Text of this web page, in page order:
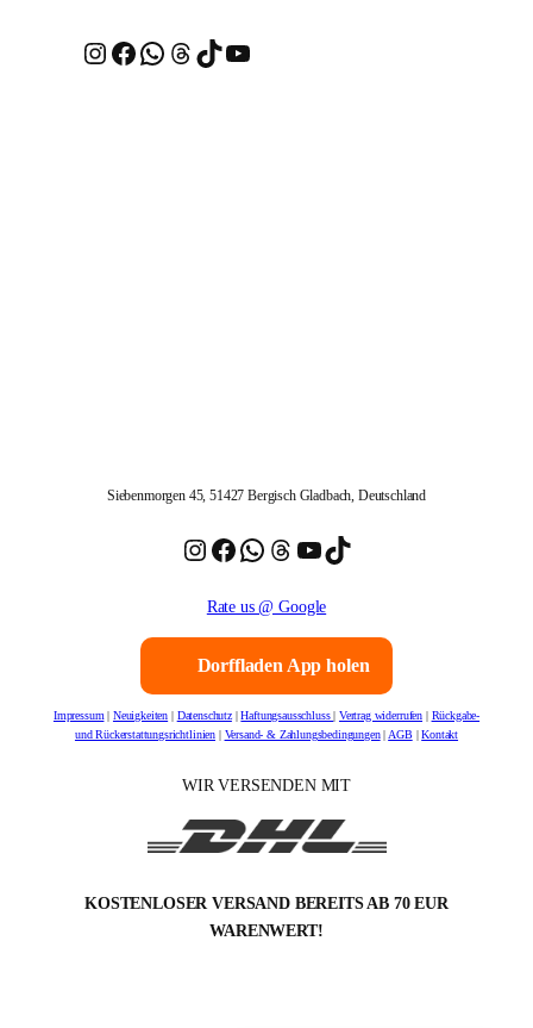
Instagram
Facebook
WhatsApp
Threads
TikTok
YouTube
Siebenmorgen 45, 51427 Bergisch Gladbach, Deutschland
Instagram
Facebook
WhatsApp
Threads
YouTube
TikTok
Rate us @ Google
Dorffladen App holen
Impressum| Neuigkeiten Datenschutz|Haftungsausschluss Vertrag widerrufen
Rückgabe-
und Rückerstattungsrichtlinien
Versand- & Zahlungsbedingungen|AGB|Kontakt
WIR VERSENDEN MIT
KOSTENLOSER VERSAND BEREITS AB 70 EUR
WARENWERT!